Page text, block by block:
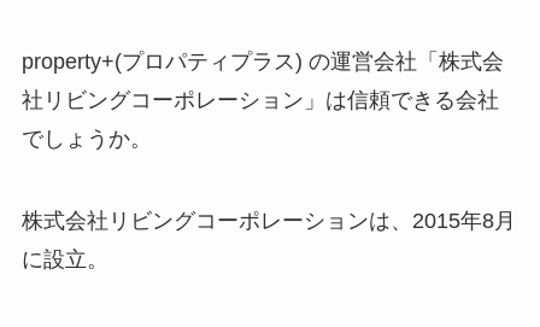
property+(プロパティプラス) の運営会社「株式会
社リビングコーポレーション」は信頼できる会社
でしょうか。
株式会社リビングコーポレーションは、2015年8月
に設立。